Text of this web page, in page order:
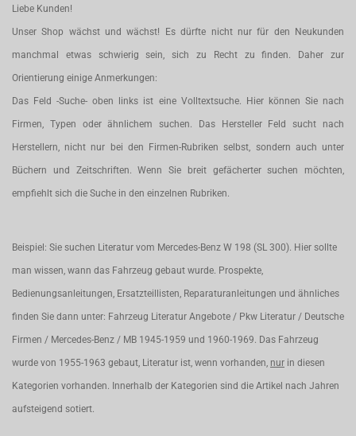
Liebe Kunden!
Unser Shop wächst und wächst! Es dürfte nicht nur für den Neukunden
manchmal etwas schwierig sein, sich zu Recht zu finden. Daher zur
Orientierung einige Anmerkungen:
Das Feld -Suche- oben links ist eine Volltextsuche. Hier können Sie nach
Firmen, Typen oder ähnlichem suchen. Das Hersteller Feld sucht nach
Herstellern, nicht nur bei den Firmen-Rubriken selbst, sondern auch unter
Büchern und Zeitschriften. Wenn Sie breit gefächerter suchen möchten,
empfiehlt sich die Suche in den einzelnen Rubriken.
Beispiel: Sie suchen Literatur vom Mercedes-Benz W 198 (SL 300). Hier sollte
man wissen, wann das Fahrzeug gebaut wurde. Prospekte,
Bedienungsanleitungen, Ersatzteillisten, Reparaturanleitungen und ähnliches
finden Sie dann unter: Fahrzeug Literatur Angebote / Pkw Literatur / Deutsche
Firmen / Mercedes-Benz / MB 1945-1959 und 1960-1969. Das Fahrzeug
wurde von 1955-1963 gebaut, Literatur ist, wenn vorhanden, nur in diesen
Kategorien vorhanden. Innerhalb der Kategorien sind die Artikel nach Jahren
aufsteigend sotiert.